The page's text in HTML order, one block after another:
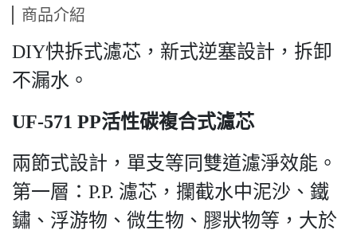
商品介紹
DIY快拆式濾芯，新式逆塞設計，拆卸
不漏水。
UF-571 PP活性碳複合式濾芯
兩節式設計，單支等同雙道濾淨效能。
第一層：P.P. 濾芯，攔截水中泥沙、鐵
鏽、浮游物、微生物、膠狀物等，大於